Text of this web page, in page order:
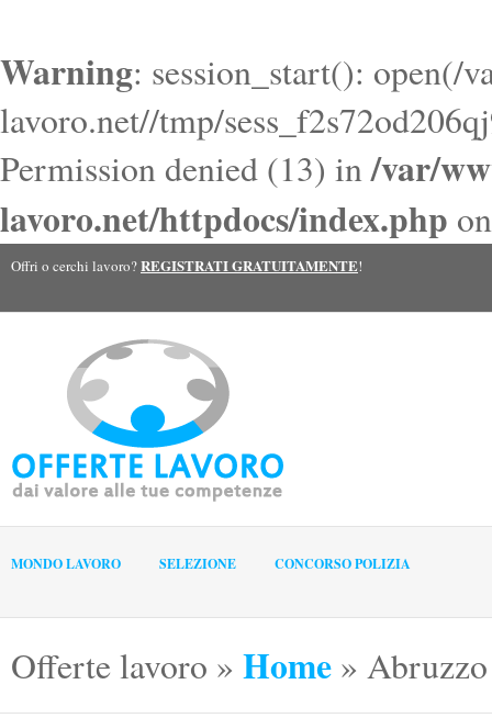
Warning: session_start(): open(/
lavoro.net//tmp/
Permission denied (13) in/var/
lavoro.net/httpdocs/index.php
Offri o cerchi lavoro?REGISTRATI GRATUITAMENTE!
MONDO LAVORO SELEZIONE CONCORSO POLIZIA
Offerte lavoro » Home » Abruzzo